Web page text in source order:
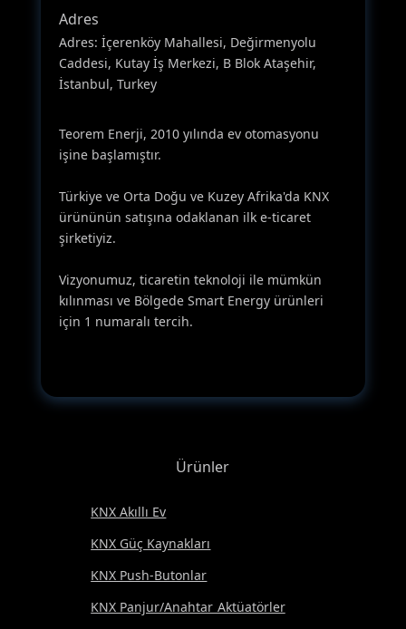
Adres
Adres: İçerenköy Mahallesi, Değirmenyolu
Caddesi, Kutay İş Merkezi, B Blok Ataşehir,
İstanbul, Turkey
Teorem Enerji, 2010 yılında ev otomasyonu
işine başlamıştır.
Türkiye ve Orta Doğu ve Kuzey Afrika'da KNX
ürününün satışına odaklanan ilk e-ticaret
şirketiyiz.
Vizyonumuz, ticaretin teknoloji ile mümkün
kılınması ve Bölgede Smart Energy ürünleri
için 1 numaralı tercih.
Ürünler
KNX Akıllı Ev
KNX Güç Kaynakları
KNX Push-Butonlar
KNX Panjur/Anahtar Aktüatörler